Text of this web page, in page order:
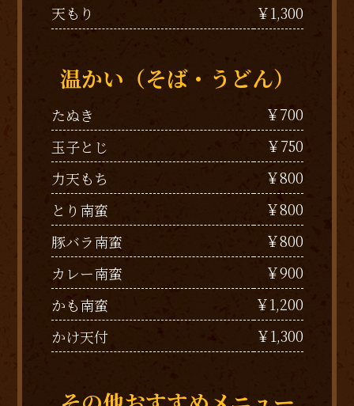
天もり
￥1,300
温かい（そば・うどん）
たぬき
￥700
玉子とじ
￥750
力天もち
￥800
とり南蛮
￥800
豚バラ南蛮
￥800
カレー南蛮
￥900
かも南蛮
￥1,200
かけ天付
￥1,300